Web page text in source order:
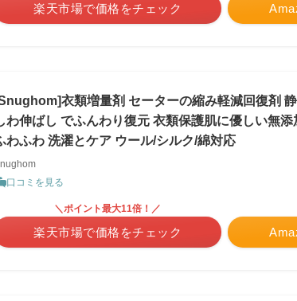
楽天市場で価格をチェック
衣類増量剤 セーターの縮み軽減回復剤
わ伸ばし でふんわり復元 衣類保護肌に優しい無添
わふわ 洗濯とケア ウール/シルク/綿対応
口コミを見る
＼ポイント最大11倍！／
楽天市場で価格をチェック